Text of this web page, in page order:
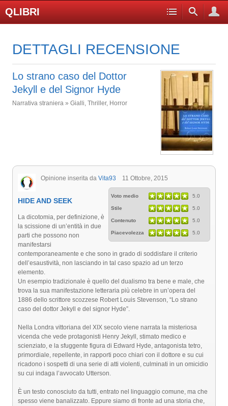
QLIBRI
DETTAGLI RECENSIONE
Lo strano caso del Dottor
Jekyll e del Signor Hyde
Narrativa straniera » Gialli, Thriller, Horror
Opinione inserita da Vita93 11 Ottobre, 2015
Voto medio 5.0
Stile 5.0
Contenuto 5.0
Piacevolezza 5.0
HIDE AND SEEK
La dicotomia, per definizione, è
la scissione di un’entità in due
parti che possono non
manifestarsi
contemporaneamente e che sono in grado di soddisfare il criterio
dell’esaustività, non lasciando in tal caso spazio ad un terzo
elemento.
Un esempio tradizionale è quello del dualismo tra bene e male, che
trova la sua manifestazione letteraria più celebre in un’opera del
1886 dello scrittore scozzese Robert Louis Stevenson, “Lo strano
caso del dottor Jekyll e del signor Hyde”.
Nella Londra vittoriana del XIX secolo viene narrata la misteriosa
vicenda che vede protagonisti Henry Jekyll, stimato medico e
scienziato, e la sfuggente figura di Edward Hyde, antagonista tetro,
primordiale, repellente, in rapporti poco chiari con il dottore e su cui
ricadono i sospetti di una serie di atti violenti, culminati in un omicidio
su cui indaga l’avvocato Utterson.
È un testo conosciuto da tutti, entrato nel linguaggio comune, ma che
spesso viene banalizzato. Eppure siamo di fronte ad una storia che,